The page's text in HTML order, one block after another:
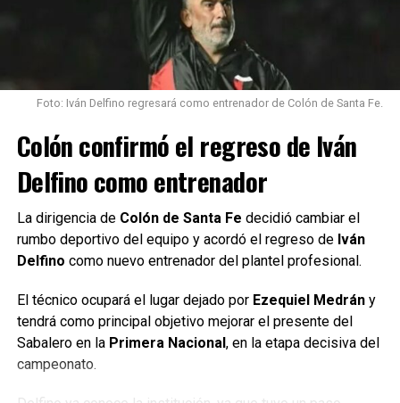
Foto: Iván Delfino regresará como entrenador de Colón de Santa Fe.
Colón confirmó el regreso de Iván
Delfino como entrenador
La dirigencia de Colón de Santa Fe decidió cambiar el
rumbo deportivo del equipo y acordó el regreso de Iván
Delfino como nuevo entrenador del plantel profesional.
El técnico ocupará el lugar dejado por Ezequiel Medrány
tendrá como principal objetivo mejorar el presente del
Sabalero en la Primera Nacional, en la etapa decisiva del
campeonato.